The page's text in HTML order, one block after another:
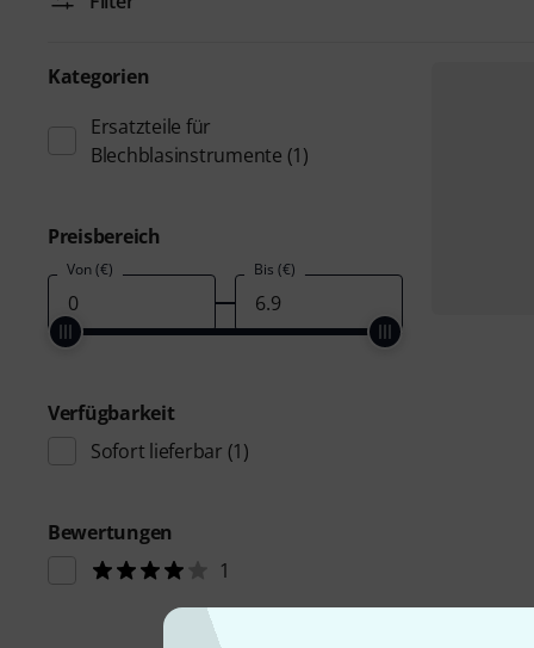
Kategorien
Ersatzteile für
Blechblasinstrumente (1)
Preisbereich
Von (€) Bis (€)
Verfügbarkeit
Sofort lieferbar (1)
Bewertungen
1